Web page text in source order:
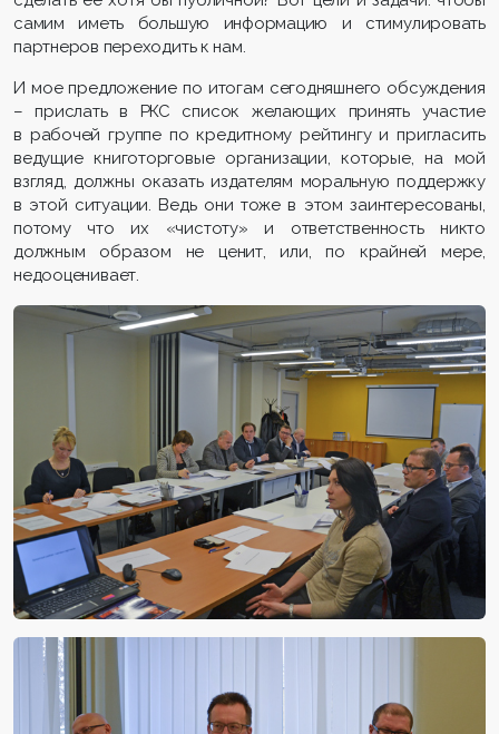
самим иметь большую информацию и стимулировать
партнеров переходить к нам.
И мое предложение по итогам сегодняшнего обсуждения
– прислать в РКС список желающих принять участие
в рабочей группе по кредитному рейтингу и пригласить
ведущие книготорговые организации, которые, на мой
взгляд, должны оказать издателям моральную поддержку
в этой ситуации. Ведь они тоже в этом заинтересованы,
потому что их «чистоту» и ответственность никто
должным образом не ценит, или, по крайней мере,
недооценивает.